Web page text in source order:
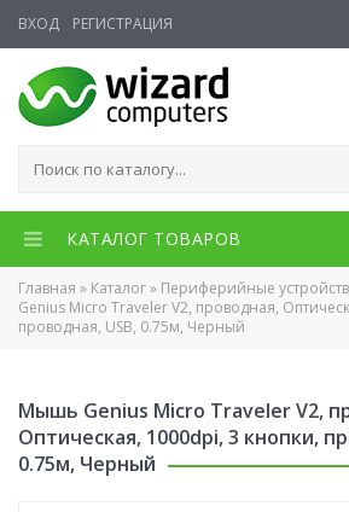
ВХОД РЕГИСТРАЦИЯ
КАТАЛОГ ТОВАРОВ
Главная » Каталог» Периферийные
Genius Micro Traveler V2, проводная,
проводная, USB, 0.75м, Черный
Мышь Genius Micro Traveler V2,
Оптическая, 1000dpi, 3 кнопки,
0.75м, Черный